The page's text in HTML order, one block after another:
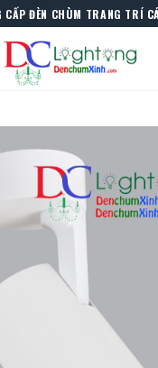
CẤP ĐÈN CHÙM TRANG TRÍ